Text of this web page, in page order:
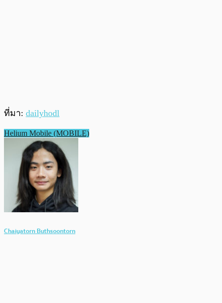
ที่มา: dailyhodl
Helium Mobile (MOBILE)
Chaiyatorn Buthsoontorn